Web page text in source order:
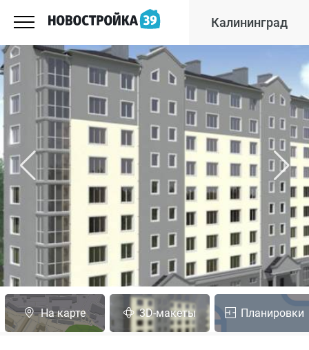
Калининград
На карте 3D-макеты Планировки